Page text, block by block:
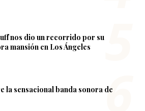
nos dio un recorrido por su
mansión en Los Ángeles
la sensacional banda sonora de